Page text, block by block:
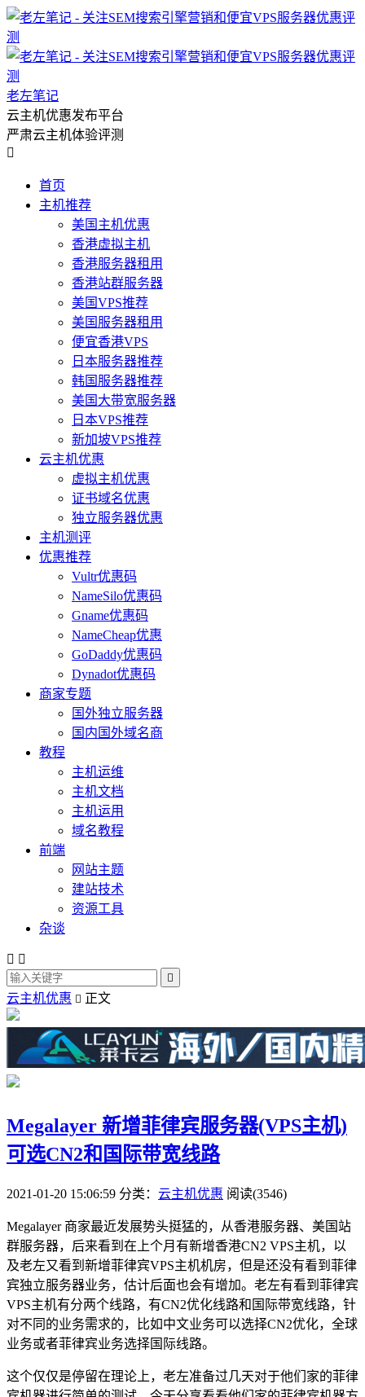
老左笔记
云主机优惠发布平台
严肃云主机体验评测

首页
主机推荐
美国主机优惠
香港虚拟主机
香港服务器租用
香港站群服务器
美国VPS推荐
美国服务器租用
便宜香港VPS
日本服务器推荐
韩国服务器推荐
美国大带宽服务器
日本VPS推荐
新加坡VPS推荐
云主机优惠
虚拟主机优惠
证书域名优惠
独立服务器优惠
主机测评
优惠推荐
Vultr优惠码
NameSilo优惠码
Gname优惠码
NameCheap优惠
GoDaddy优惠码
Dynadot优惠码
商家专题
国外独立服务器
国内国外域名商
教程
主机运维
主机文档
主机运用
域名教程
前端
网站主题
建站技术
资源工具
杂谈
 

云主机优惠  正文
Megalayer 新增菲律宾服务器(VPS主机)
可选CN2和国际带宽线路
2021-01-20 15:06:59 分类： 云主机优惠 阅读(3546)
Megalayer 商家最近发展势头挺猛的，从香港服务器、美国站
群服务器，后来看到在上个月有新增香港CN2 VPS主机，以
及老左又看到新增菲律宾VPS主机机房，但是还没有看到菲律
宾独立服务器业务，估计后面也会有增加。老左有看到菲律宾
VPS主机有分两个线路，有CN2优化线路和国际带宽线路，针
对不同的业务需求的，比如中文业务可以选择CN2优化，全球
业务或者菲律宾业务选择国际线路。
这个仅仅是停留在理论上，老左准备过几天对于他们家的菲律